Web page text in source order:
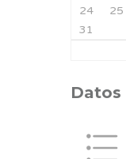
24
25
31
Datos